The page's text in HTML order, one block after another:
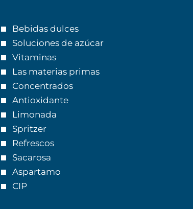
Bebidas dulces
Soluciones de azúcar
Vitaminas
Las materias primas
Concentrados
Antioxidante
Limonada
Spritzer
Refrescos
Sacarosa
Aspartamo
CIP